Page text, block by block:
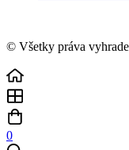
© Všetky práva
0